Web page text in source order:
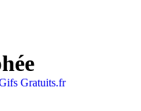
Gratuits.fr